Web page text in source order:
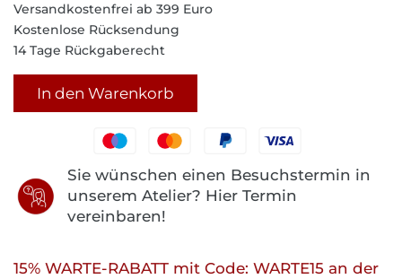
Versandkostenfrei ab 399 Euro
Kostenlose Rücksendung
14 Tage Rückgaberecht
In den Warenkorb
Sie wünschen einen Besuchstermin in
unserem Atelier? Hier Termin
vereinbaren!
15% WARTE-RABATT mit Code: WARTE15 an der